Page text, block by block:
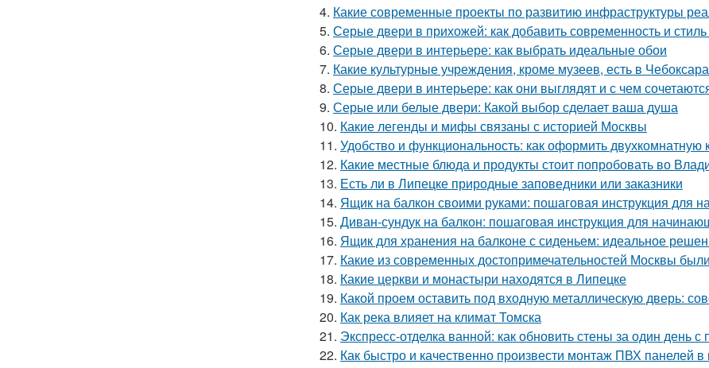
4. Какие современные проекты по развитию инфраструктуры
5. Серые двери в прихожей: как добавить современность и
6. Серые двери в интерьере: как выбрать идеальные обои
7. Какие культурные учреждения, кроме музеев, есть в
8. Серые двери в интерьере: как они выглядят и с чем
9. Серые или белые двери: Какой выбор сделает ваша душа
10. Какие легенды и мифы связаны с историей Москвы
11. Удобство и функциональность: как оформить двухкомнатную
12. Какие местные блюда и продукты стоит попробовать во
13. Есть ли в Липецке природные заповедники или заказники
14. Ящик на балкон своими руками: пошаговая инструкция для
15. Диван-сундук на балкон: пошаговая инструкция для
16. Ящик для хранения на балконе с сиденьем: идеальное
17. Какие из современных достопримечательностей Москвы
18. Какие церкви и монастыри находятся в Липецке
19. Какой проем оставить под входную металлическую дверь:
20. Как река влияет на климат Томска
21. Экспресс-отделка ванной: как обновить стены за один день
22. Как быстро и качественно произвести монтаж ПВХ панелей